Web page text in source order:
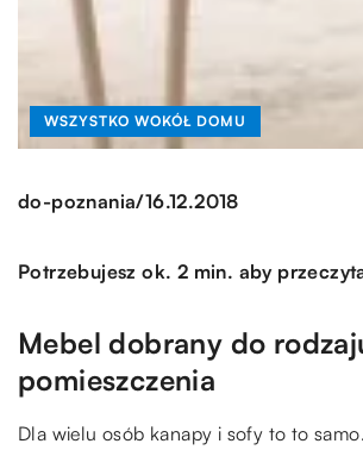
WSZYSTKO WOKÓŁ DOMU
do-poznania/16.12.2018
Potrzebujesz ok. 2 min. aby
Mebel dobrany do
pomieszczenia
Dla wielu osób kanapy i sofy to to